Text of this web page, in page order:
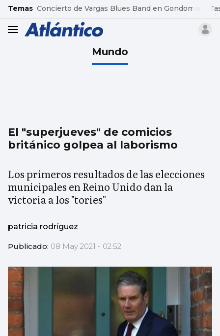
common.go-to-content
Temas Concierto de Vargas Blues Band en Gondomar
header.menu.open
Mundo
El "superjueves" de comicios
británico golpea al laborismo
Los primeros resultados de las elecciones
municipales en Reino Unido dan la
victoria a los "tories"
patricia rodríguez
Publicado: 08 May 2021 - 02:52